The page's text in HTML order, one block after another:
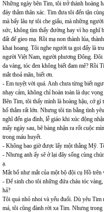
Những ngày bên Tim, tôi trở thành hoàng
đáy thẳm thân xác. Tim đưa tôi đến tận
mà bấy lâu tự tôi che giấu, mà những
sức, không tìm thấy đường hay vì họ nghĩ
đất để gieo mạ. Rồi mạ non thành lúa,
khai hoang. Tôi nghe người ta gọi đấy là
người Việt Nam, người phương Đông. Đôi
da vàng, tóc đen không biết đam mê? Rồi
mắt thoả mãn, biết ơn.
- Em tuyệt vời quá. Anh chưa từng biết
nhạy cảm, không chỉ hoàn toàn là dục
Bên Tim, tôi thấy mình là hoàng hậu, cớ
hố thẳm rất lớn. Nhưng tôi tin bằng tình
nghĩ đến gia đình, lễ giáo khi xúc động
mấy ngày sau, bẽ bàng nhận ra rốt cuộc
trong máu huyết.
- Không bao giờ được lấy một thằng Mỹ.
- Nhưng anh ấy sẽ ở lại đây sống cùng
ạ.
Mắt bố như mắt của một bộ đội cụ Hồ trên
- Để sinh cho tôi những đứa cháu tóc
hả?
Tôi quá nhỏ nhoi và yếu đuối. Dù yêu Tim
má, tôi cũng đành rời xa Tim. Nhưng